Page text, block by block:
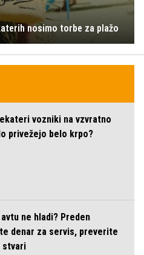
nosimo torbe za plažo
vozniki na vzvratno
privežejo belo krpo?
avtu ne hladi? Preden
denar za servis, preverite
stvari